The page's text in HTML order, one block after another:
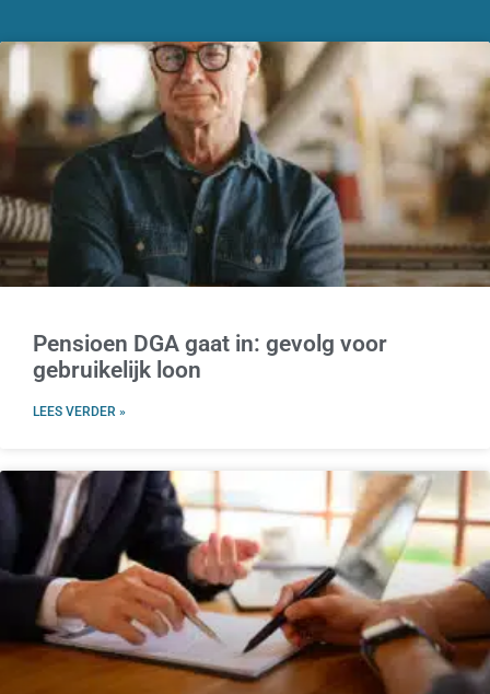
Pensioen DGA gaat in: gevolg voor
gebruikelijk loon
LEES VERDER »